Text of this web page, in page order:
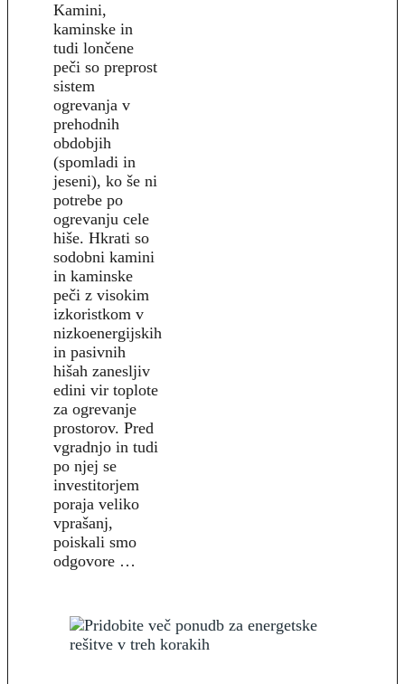
Kamini,
kaminske in
tudi lončene
peči so preprost
sistem
ogrevanja v
prehodnih
obdobjih
(spomladi in
jeseni), ko še ni
potrebe po
ogrevanju cele
hiše. Hkrati so
sodobni kamini
in kaminske
peči z visokim
izkoristkom v
nizkoenergijskih
in pasivnih
hišah zanesljiv
edini vir toplote
za ogrevanje
prostorov. Pred
vgradnjo in tudi
po njej se
investitorjem
poraja veliko
vprašanj,
poiskali smo
odgovore …